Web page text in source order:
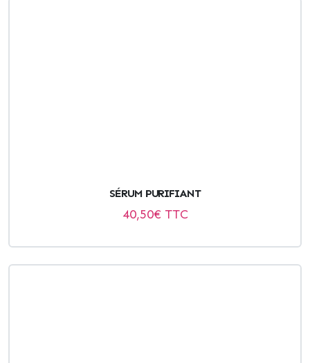
SÉRUM PURIFIANT
40,50€ TTC